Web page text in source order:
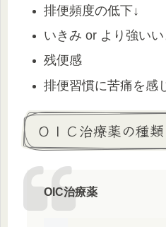
排便頻度の低下↓
いきみ or より強いい
残便感
排便習慣に苦痛を感
ＯＩＣ治療薬の種類
OIC治療薬